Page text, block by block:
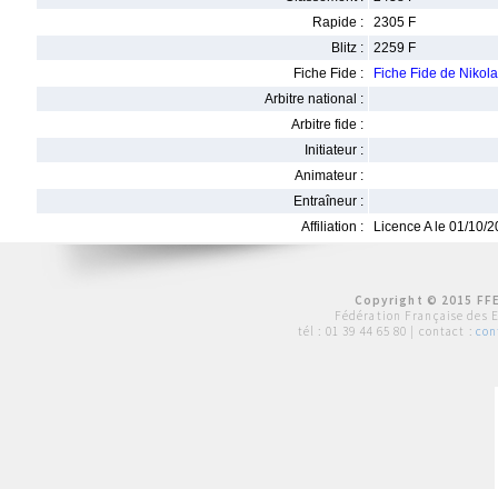
Rapide :
2305 F
Blitz :
2259 F
Fiche Fide :
Fiche Fide de
Arbitre national :
Arbitre fide :
Initiateur :
Animateur :
Entraîneur :
Affiliation :
Licence A le 01/10/
Copyright © 2015
Fédération Française des
tél : 01 39 44 65 80 | contact :